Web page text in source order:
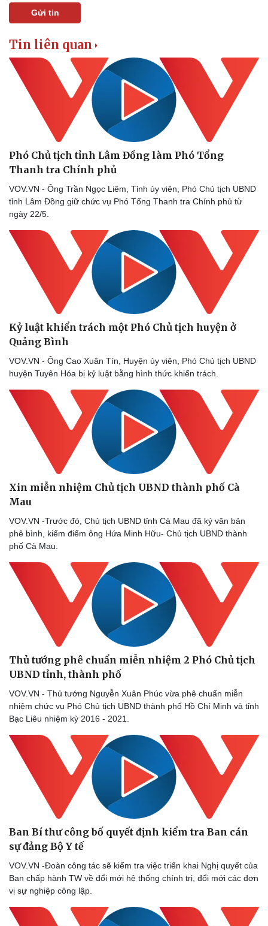
Thể thao
Bóng đá
Lịch thi đấu bóng đá
Thế giới thể thao
Hậu trường
Ô tô - Xe máy
Tư vấn
Doanh nghiệp
Thông tin doanh nghiệp
Doanh nghiệp 24h
Doanh nhân
Vì cộng đồng
Công nghệ
Sành điệu
Tin Công nghệ
Trải nghiệm
Chuyển đổi số
Gửi tin
Tin liên quan
Phó Chủ tịch tỉnh Lâm Đồng làm Phó Tổng
Thanh tra Chính phủ
VOV.VN - Ông Trần Ngọc Liêm, Tỉnh ủy viên, Phó Chủ tịch UBND
tỉnh Lâm Đồng giữ chức vụ Phó Tổng Thanh tra Chính phủ từ
ngày 22/5.
Kỷ luật khiển trách một Phó Chủ tịch huyện ở
Quảng Bình
VOV.VN - Ông Cao Xuân Tín, Huyện ủy viên, Phó Chủ tịch UBND
huyện Tuyên Hóa bị kỷ luật bằng hình thức khiển trách.
Xin miễn nhiệm Chủ tịch UBND thành phố Cà
Mau
VOV.VN -Trước đó, Chủ tịch UBND tỉnh Cà Mau đã ký văn bản
phê bình, kiểm điểm ông Hứa Minh Hữu- Chủ tịch UBND thành
phố Cà Mau.
Thủ tướng phê chuẩn miễn nhiệm 2 Phó Chủ tịch
UBND tỉnh, thành phố
VOV.VN - Thủ tướng Nguyễn Xuân Phúc vừa phê chuẩn miễn
nhiệm chức vụ Phó Chủ tịch UBND thành phố Hồ Chí Minh và tỉnh
Bạc Liêu nhiệm kỳ 2016 - 2021.
Ban Bí thư công bố quyết định kiểm tra Ban cán
sự đảng Bộ Y tế
VOV.VN -Đoàn công tác sẽ kiểm tra việc triển khai Nghị quyết của
Ban chấp hành TW về đổi mới hệ thống chính trị, đổi mới các đơn
vị sự nghiệp công lập.